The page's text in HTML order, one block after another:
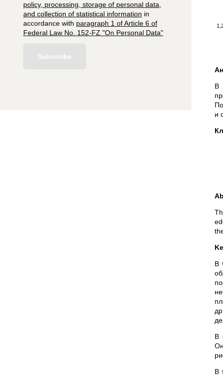
policy, processing, storage of personal data,
and collection of statistical information in
accordance with paragraph 1 of Article 6 of
Federal Law No. 152-FZ "On Personal Data"
Subscribe
В
и
В
В
В